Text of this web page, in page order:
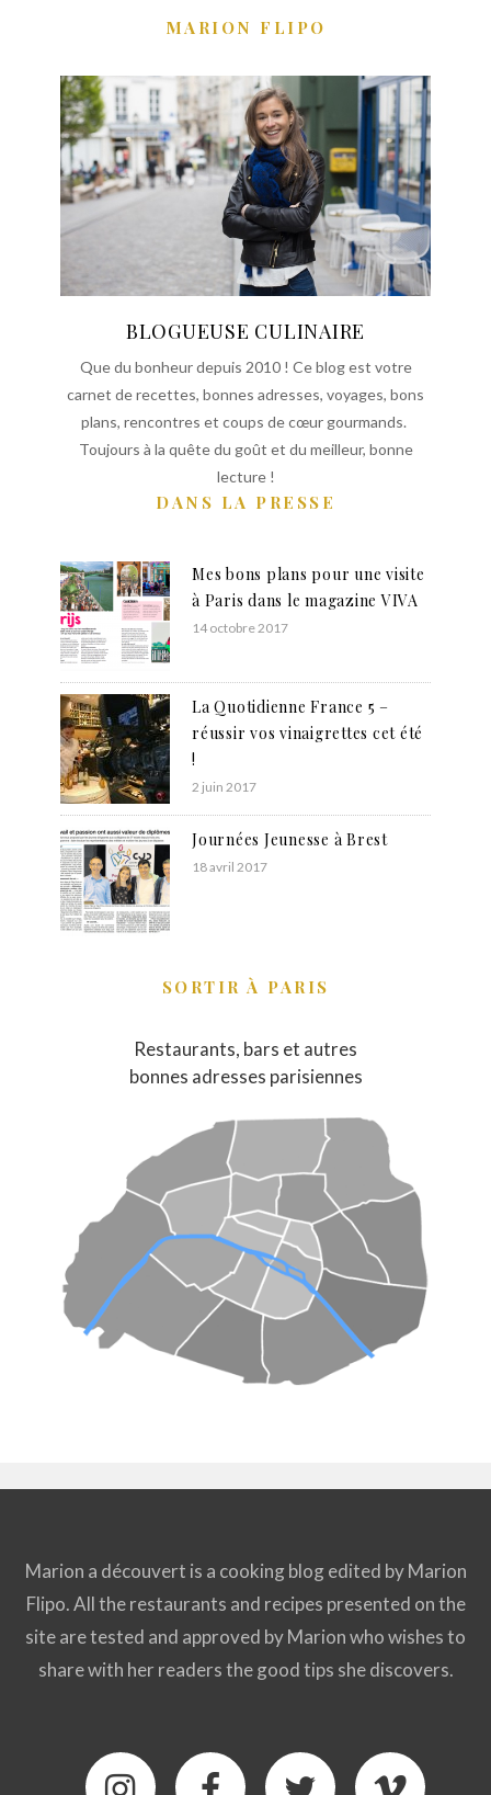
MARION FLIPO
BLOGUEUSE CULINAIRE
Que du bonheur depuis 2010 ! Ce blog est votre
carnet de recettes, bonnes adresses, voyages, bons
plans, rencontres et coups de cœur gourmands.
Toujours à la quête du goût et du meilleur, bonne
lecture !
DANS LA PRESSE
Mes bons plans pour une visite
à Paris dans le magazine VIVA
14 octobre 2017
La Quotidienne France 5 –
réussir vos vinaigrettes cet été
!
2 juin 2017
Journées Jeunesse à Brest
18 avril 2017
SORTIR À PARIS
Restaurants, bars et autres
bonnes adresses parisiennes
Marion a découvert is a cooking blog edited by Marion
Flipo. All the restaurants and recipes presented on the
site are tested and approved by Marion who wishes to
share with her readers the good tips she discovers.